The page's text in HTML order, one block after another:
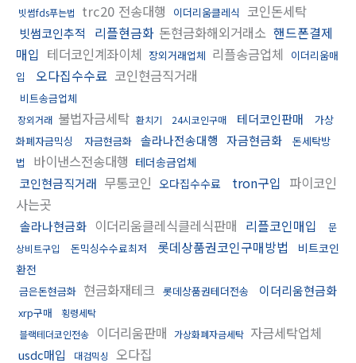
빗썸fds푸는법
trc20 전송대행 이더리움클레식 코인돈세탁
빗썸코인추적 리플현금화 돈현금화해외거래소 핸드폰결제
매입 테더코인계좌이체 장외거래업체 리플송금업체
이더리움매
입
오다집수수료 코인현금직거래
비트송금업체
장외거래 불법자금세탁 환치기 24시코인구매 테더코인판매
가상
화폐자금믹싱
자금현금화 솔라나전송대행 자금현금화
돈세탁방
법
바이낸스전송대행 테더송금업체
코인현금직거래 무통코인 오다집수수료 tron구입 파이코인
사는곳
솔라나현금화 이더리움클레식클레식판매 리플코인매입
문
상비트구입
돈믹싱수수료최저 롯데상품권코인구매방법
비트코인
환전
금은돈현금화 현금화재테크 롯데상품권테더전송 이더리움현금화
xrp구매
횡령세탁
블랙테더코인전송
이더리움판매 가상화폐자금세탁 자금세탁업체
usdc매입 대검믹싱 오다집